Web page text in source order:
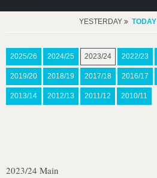
YESTERDAY TODAY
2025/26 2024/25 2023/24 2022/23
2019/20 2018/19 2017/18 2016/17
2013/14 2012/13 2011/12 2010/11
2023/24 Main